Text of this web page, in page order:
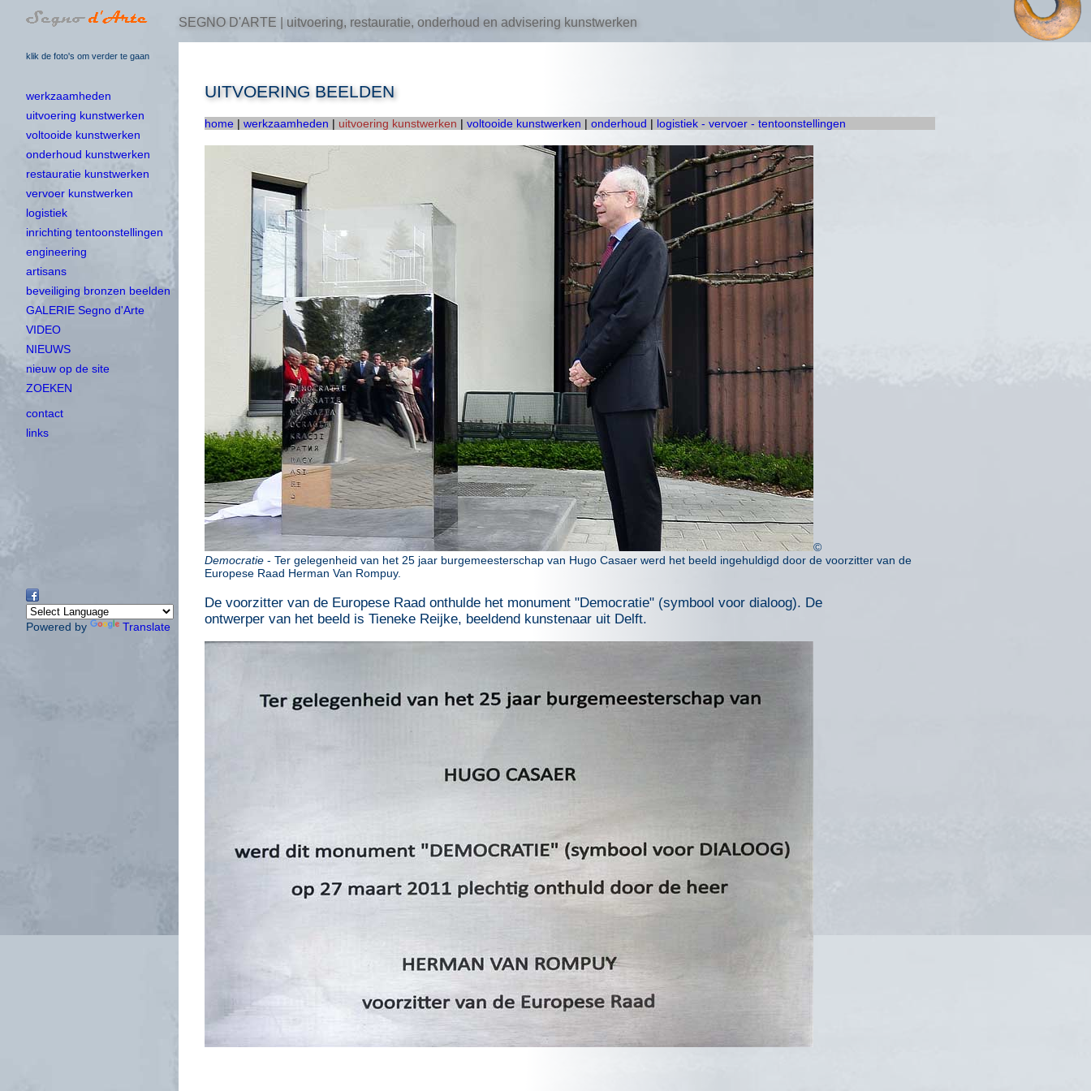
klik de foto's om verder te gaan
SEGNO D'ARTE | uitvoering, restauratie, onderhoud en advisering kunstwerken
werkzaamheden
uitvoering kunstwerken
voltooide kunstwerken
onderhoud kunstwerken
restauratie kunstwerken
vervoer kunstwerken
logistiek
inrichting tentoonstellingen
engineering
artisans
beveiliging bronzen beelden
GALERIE Segno d'Arte
VIDEO
NIEUWS
nieuw op de site
ZOEKEN
contact
links
Powered by Translate
UITVOERING BEELDEN
home | werkzaamheden | uitvoering kunstwerken | voltooide kunstwerken | onderhoud | logistiek - vervoer - tentoonstellingen
©
Democratie - Ter gelegenheid van het 25 jaar burgemeesterschap van Hugo Casaer werd het beeld ingehuldigd door de voorzitter van de
Europese Raad Herman Van Rompuy.
De voorzitter van de Europese Raad onthulde het monument "Democratie" (symbool voor dialoog). De
ontwerper van het beeld is Tieneke Reijke, beeldend kunstenaar uit Delft.